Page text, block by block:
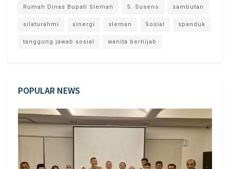
Rumah Dinas Bupati Sleman S. Suseno sambutan
silaturahmi sinergi sleman Sosial spanduk
tanggung jawab sosial wanita berhijab
POPULAR NEWS